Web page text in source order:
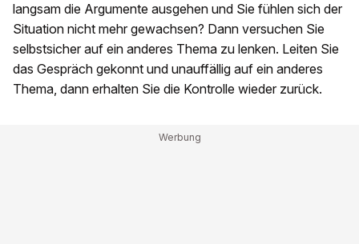
langsam die Argumente ausgehen und Sie fühlen sich der
Situation nicht mehr gewachsen? Dann versuchen Sie
selbstsicher auf ein anderes Thema zu lenken. Leiten Sie
das Gespräch gekonnt und unauffällig auf ein anderes
Thema, dann erhalten Sie die Kontrolle wieder zurück.